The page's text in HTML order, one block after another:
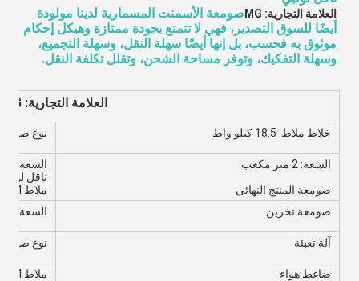
العلامة التجارية: MG
وسهلة التفكيك، وتوفر مساحة الشحن، وتقلل تكلفة النقل.
العلامة التجارية: MG
خلاط ملاط: 18.5 كيلو واط نوع صمام
السعة: 2 متر مكعب
صومعة المنتج النهائي
السعة: 1 متر مكعب
ناقل لولبي
ملاط CE: 4 كيلو واط
صومعة تخزين
السعة: 2 متر مكعب
آلة تعبئة نوع صمام
ضاغط هواء ملاط CE: 4 كيلو واط